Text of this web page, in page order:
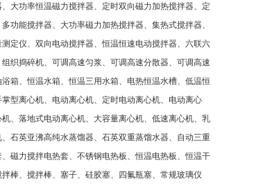
大功率恒温磁力搅拌器、定时双向磁力加热搅拌器、定
功能搅拌器、大功率磁力加热搅拌器、集热式搅拌器、
定仪、双向电动搅拌器、恒温恒速电动搅拌器、六联六
织捣碎机、可调高速匀浆、可调高速分散器、可调高速
箱、恒温水箱、恒温三用水箱、电热恒温水槽、低温恒
型离心机、电动离心机、定时电动离心机、电动离心
、落地式电动离心机、大容量离心机、低速离心机、乳
石英亚沸高纯水蒸馏器、石英双重蒸馏水器、自动三重
磁力搅拌电热套、不锈钢电热板、恒温电热板、恒温干
棒、搅拌棒、塞子、硅胶塞、四氟瓶塞、常规玻璃仪